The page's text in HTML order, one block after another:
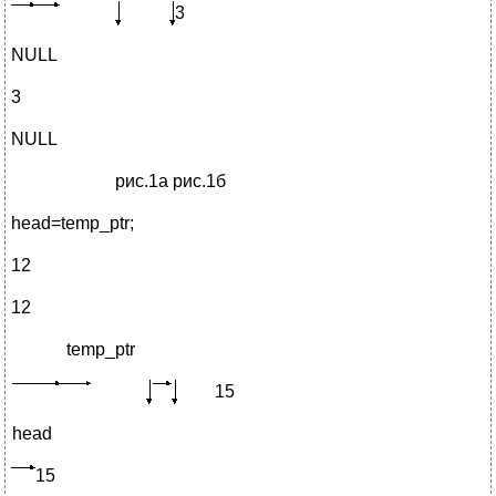
3
NULL
3
NULL
рис.1а рис.1б
head=temp_ptr;
12
12
temp_ptr
15
head
15